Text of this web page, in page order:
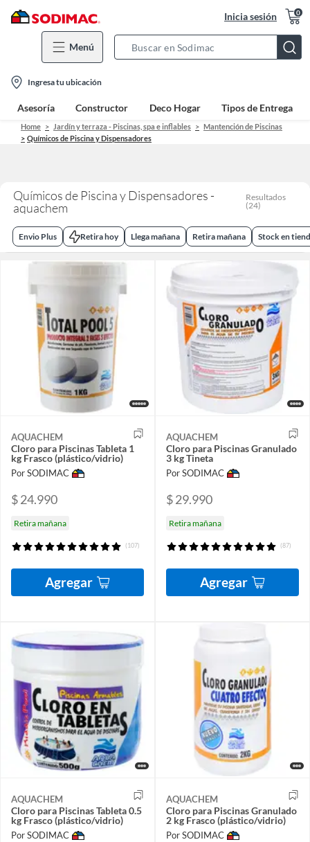
Inicia sesión 0
Menú
Bar
location-
icon
Ingresa tu ubicación
Asesoría Constructor Deco Hogar Tipos de Entrega
Home Jardín y terraza - Piscinas, spa e inflables
Mantención de Piscinas
Químicos de Piscina y Dispensadores
Químicos de Piscina y Dispensadores -
aquachem
Resultados
(24)
Envio Plus Retira hoy Llega mañana Retira mañana Stock en
AQUACHEM
Cloro para Piscinas Tableta 1
kg Frasco (plástico/vidrio)
Por SODIMAC
$ 24.990
Retira mañana
(107)
Agregar
AQUACHEM
Cloro para Piscinas Granulado
3 kg Tineta
Por SODIMAC
$ 29.990
Retira mañana
(87)
Agregar
AQUACHEM
Cloro para Piscinas Tableta 0.5
kg Frasco (plástico/vidrio)
Por SODIMAC
AQUACHEM
Cloro para Piscinas Granulado
2 kg Frasco (plástico/vidrio)
Por SODIMAC